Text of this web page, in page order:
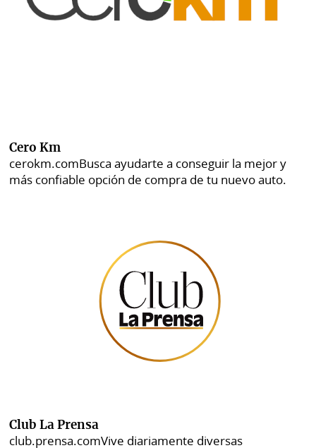
Cero Km
cerokm.comBusca ayudarte a conseguir la mejor y
más confiable opción de compra de tu nuevo auto.
Club La Prensa
club.prensa.comVive diariamente diversas